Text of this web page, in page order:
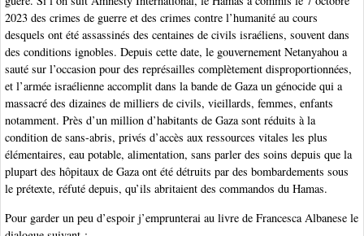
2023 des crimes de guerre et des crimes contre l’humanité au cours
desquels ont été assassinés des centaines de civils israéliens, souvent dans
des conditions ignobles. Depuis cette date, le gouvernement Netanyahou a
sauté sur l’occasion pour des représailles complètement disproportionnées,
et l’armée israélienne accomplit dans la bande de Gaza un génocide qui a
massacré des dizaines de milliers de civils, vieillards, femmes, enfants
notamment. Près d’un million d’habitants de Gaza sont réduits à la
condition de sans-abris, privés d’accès aux ressources vitales les plus
élémentaires, eau potable, alimentation, sans parler des soins depuis que la
plupart des hôpitaux de Gaza ont été détruits par des bombardements sous
le prétexte, réfuté depuis, qu’ils abritaient des commandos du Hamas.
Pour garder un peu d’espoir j’emprunterai au livre de Francesca Albanese le